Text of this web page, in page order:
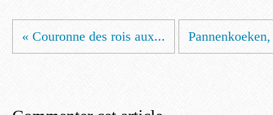
« Couronne des rois aux...